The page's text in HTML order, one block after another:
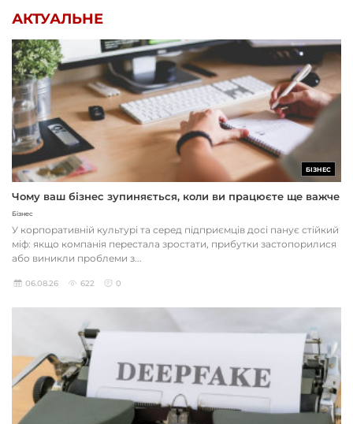
АКТУАЛЬНЕ
БІЗНЕС
Чому ваш бізнес зупиняється, коли ви працюєте ще важче
Бізнес
У корпоративній культурі та серед підприємців досі панує стійкий
міф: якщо компанія перестала зростати, прибутки застопорилися
або виникли проблеми з...
06.08.26 622 0